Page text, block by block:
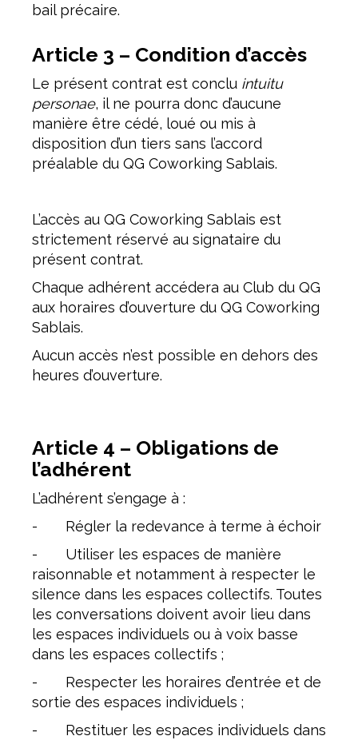
bail précaire.
Article 3 – Condition d’accès
Le présent contrat est conclu intuitu
personae, il ne pourra donc d’aucune
manière être cédé, loué ou mis à
disposition d’un tiers sans l’accord
préalable du QG Coworking Sablais.
L’accès au QG Coworking Sablais est
strictement réservé au signataire du
présent contrat.
Chaque adhérent accédera au Club du QG
aux horaires d’ouverture du QG Coworking
Sablais.
Aucun accès n’est possible en dehors des
heures d’ouverture.
Article 4 – Obligations de
l’adhérent
L’adhérent s’engage à :
- Régler la redevance à terme à échoir
- Utiliser les espaces de manière
raisonnable et notamment à respecter le
silence dans les espaces collectifs. Toutes
les conversations doivent avoir lieu dans
les espaces individuels ou à voix basse
dans les espaces collectifs ;
- Respecter les horaires d’entrée et de
sortie des espaces individuels ;
- Restituer les espaces individuels dans